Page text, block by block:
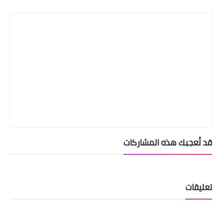
قد تُعجبك هذه المشاركات
تعليقات